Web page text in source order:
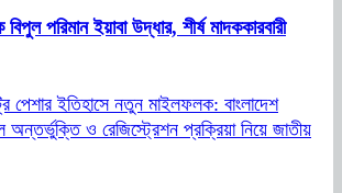
বিপুল পরিমান ইয়াবা উদ্ধার, শীর্ষ মাদককারবারী